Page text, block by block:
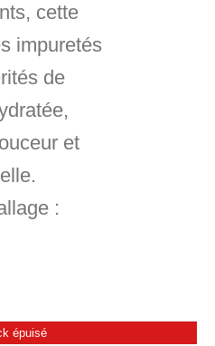
cette
impuretés
de
et
:
épuisé